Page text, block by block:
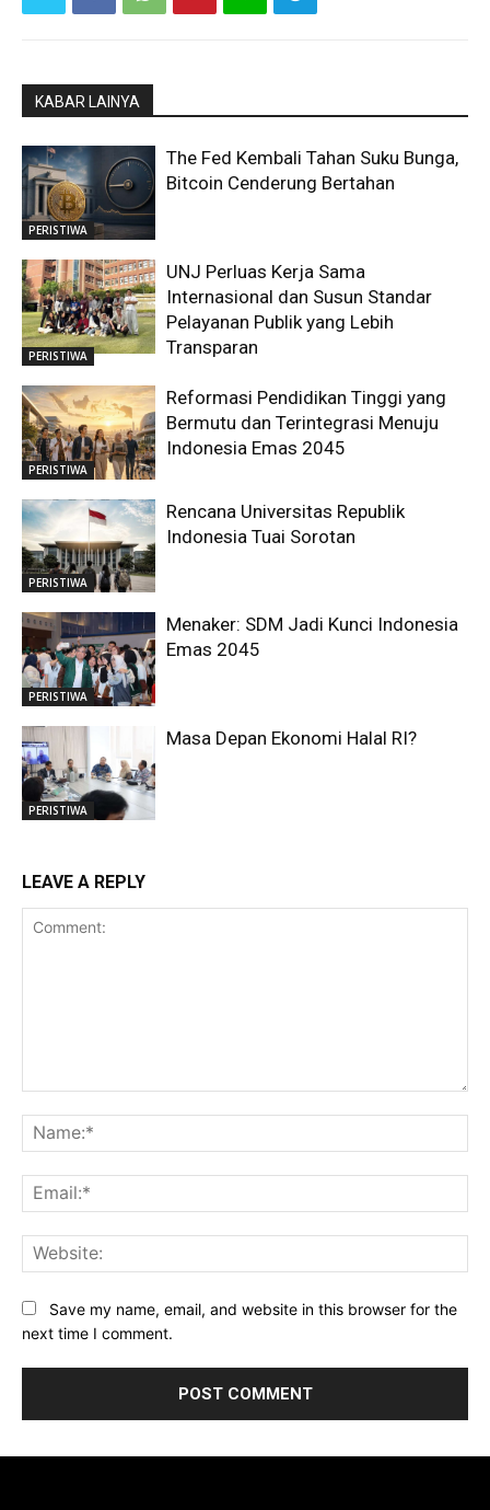
KABAR LAINYA
PERISTIWA
The Fed Kembali Tahan Suku Bunga,
Bitcoin Cenderung Bertahan
PERISTIWA
UNJ Perluas Kerja Sama
Internasional dan Susun Standar
Pelayanan Publik yang Lebih
Transparan
PERISTIWA
Reformasi Pendidikan Tinggi yang
Bermutu dan Terintegrasi Menuju
Indonesia Emas 2045
PERISTIWA
Rencana Universitas Republik
Indonesia Tuai Sorotan
PERISTIWA
Menaker: SDM Jadi Kunci Indonesia
Emas 2045
PERISTIWA
Masa Depan Ekonomi Halal RI?
LEAVE A REPLY
Save my name, email, and website in this browser for the
next time I comment.